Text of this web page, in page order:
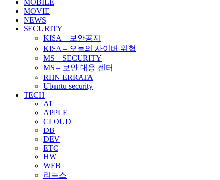
MOBILE
MOVIE
NEWS
SECURITY
KISA – 보안공지
KISA – 오늘의 사이버 위협
MS – SECURITY
MS – 보안 대응 센터
RHN ERRATA
Ubuntu security
TECH
AI
APPLE
CLOUD
DB
DEV
ETC
HW
WEB
리눅스